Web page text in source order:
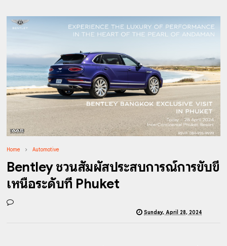
Home Automotive
Bentley ชวนสัมผัสประสบการณ์การขับขี่
เหนือระดับที่ Phuket
Sunday, April 28, 2024